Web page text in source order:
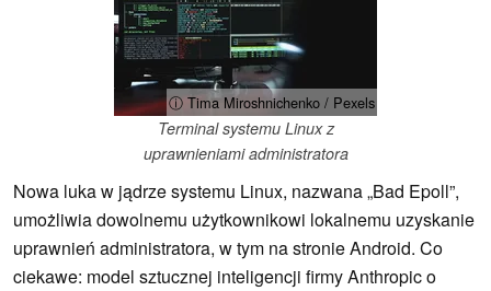
ⓘ Tima Miroshnichenko / Pexels
Terminal systemu Linux z
uprawnieniami administratora
Nowa luka w jądrze systemu Linux, nazwana „Bad Epoll”,
umożliwia dowolnemu użytkownikowi lokalnemu uzyskanie
uprawnień administratora, w tym na stronie Android. Co
ciekawe: model sztucznej inteligencji firmy Anthropic o